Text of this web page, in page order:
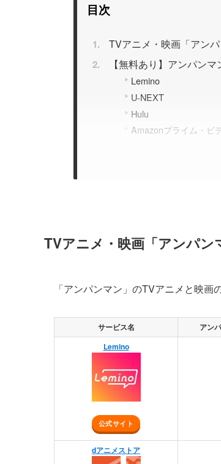
目次
TVアニメ・映画「アン
【無料あり】アンパン
Lemino
U-NEXT
Hulu
Amazonプライム・ビ
TVアニメ・映画「アンパン
「アンパンマン」のTVアニメと映画
サービス名 アン
Lemino
公式サイト
dアニメストア